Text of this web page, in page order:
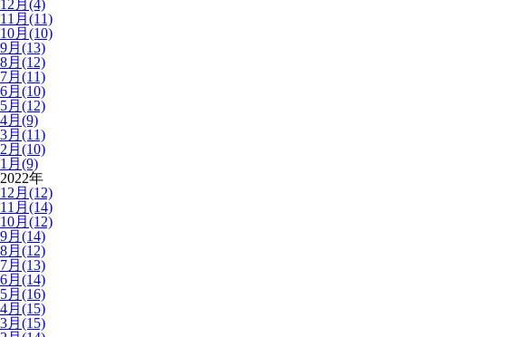
12月(4)
11月(11)
10月(10)
9月(13)
8月(12)
7月(11)
6月(10)
5月(12)
4月(9)
3月(11)
2月(10)
1月(9)
2022年
12月(12)
11月(14)
10月(12)
9月(14)
8月(12)
7月(13)
6月(14)
5月(16)
4月(15)
3月(15)